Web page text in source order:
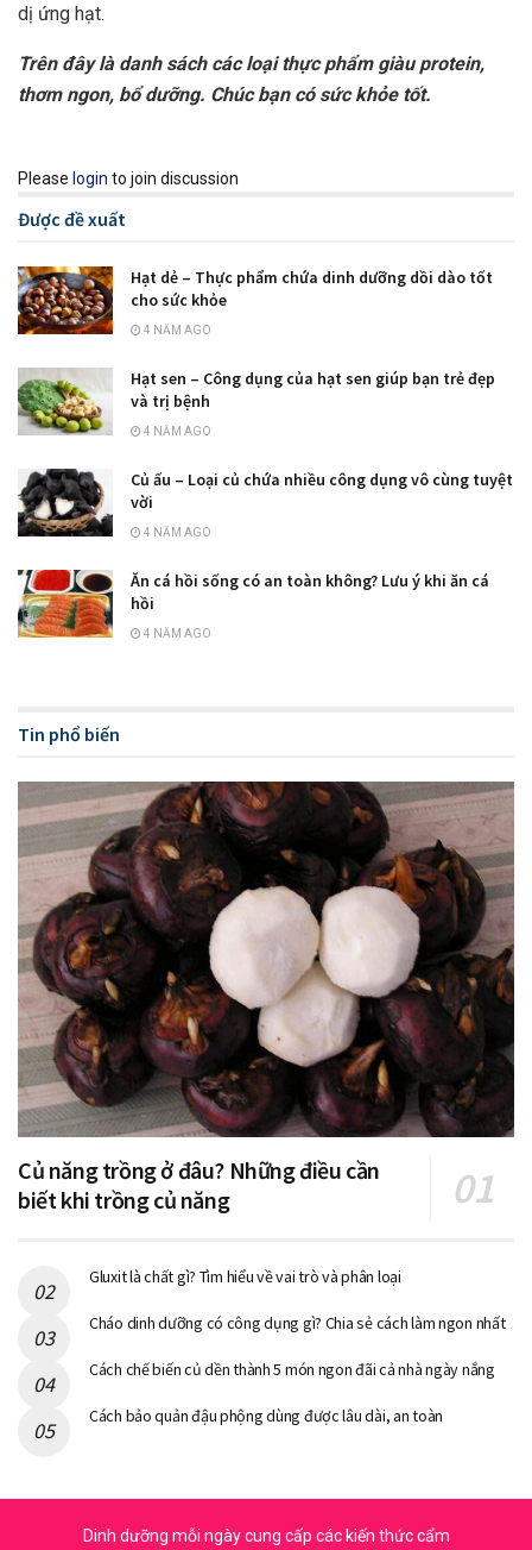
dị ứng hạt.
Trên đây là danh sách các loại thực phẩm giàu protein,
thơm ngon, bổ dưỡng. Chúc bạn có sức khỏe tốt.
Please login to join discussion
Được đề xuất
Hạt dẻ – Thực phẩm chứa dinh dưỡng dồi dào tốt
cho sức khỏe
4 NĂM AGO
Hạt sen – Công dụng của hạt sen giúp bạn trẻ đẹp
và trị bệnh
4 NĂM AGO
Củ ấu – Loại củ chứa nhiều công dụng vô cùng tuyệt
vời
4 NĂM AGO
Ăn cá hồi sống có an toàn không? Lưu ý khi ăn cá
hồi
4 NĂM AGO
Tin phổ biến
Củ năng trồng ở đâu? Những điều cần
biết khi trồng củ năng
Gluxit là chất gì? Tìm hiểu về vai trò và phân loại
Cháo dinh dưỡng có công dụng gì? Chia sẻ cách làm ngon nhất
Cách chế biến củ dền thành 5 món ngon đãi cả nhà ngày nắng
Cách bảo quản đậu phộng dùng được lâu dài, an toàn
Dinh dưỡng mỗi ngày cung cấp các kiến thức cẩm